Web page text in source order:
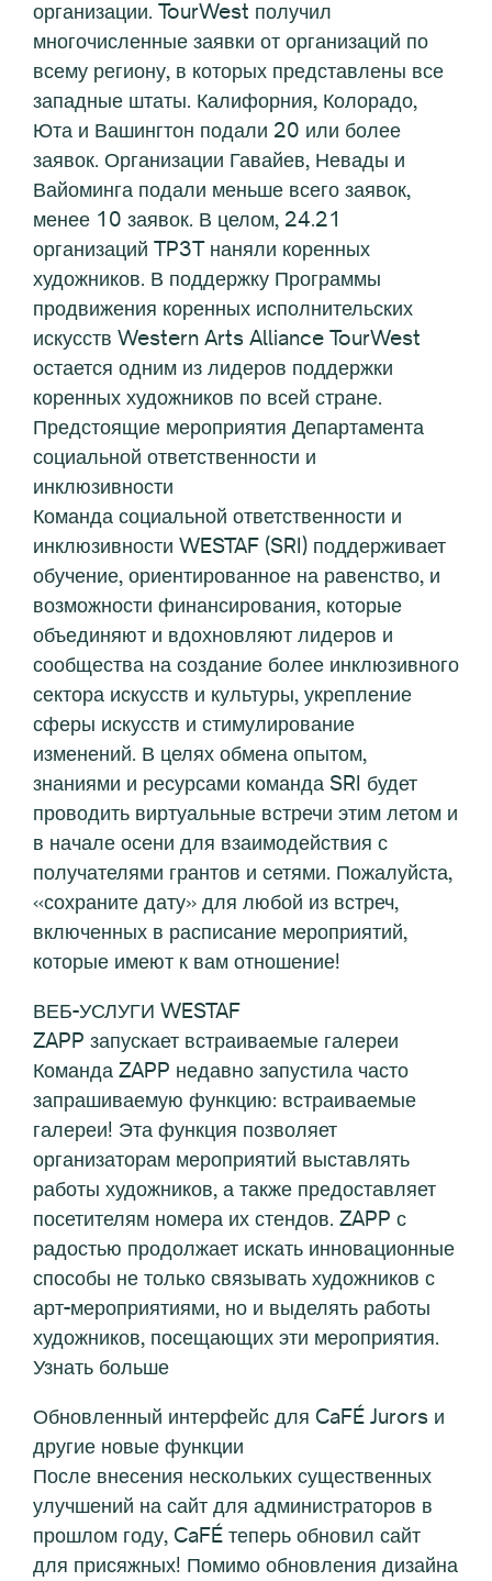
организации. TourWest получил
многочисленные заявки от организаций по
всему региону, в которых представлены все
западные штаты. Калифорния, Колорадо,
Юта и Вашингтон подали 20 или более
заявок. Организации Гавайев, Невады и
Вайоминга подали меньше всего заявок,
менее 10 заявок. В целом, 24.21
организаций TP3T наняли коренных
художников. В поддержку Программы
продвижения коренных исполнительских
искусств Western Arts Alliance TourWest
остается одним из лидеров поддержки
коренных художников по всей стране.
Предстоящие мероприятия Департамента
социальной ответственности и
инклюзивности
Команда социальной ответственности и
инклюзивности WESTAF (SRI) поддерживает
обучение, ориентированное на равенство, и
возможности финансирования, которые
объединяют и вдохновляют лидеров и
сообщества на создание более инклюзивного
сектора искусств и культуры, укрепление
сферы искусств и стимулирование
изменений. В целях обмена опытом,
знаниями и ресурсами команда SRI будет
проводить виртуальные встречи этим летом и
в начале осени для взаимодействия с
получателями грантов и сетями. Пожалуйста,
«сохраните дату» для любой из встреч,
включенных в расписание мероприятий,
которые имеют к вам отношение!
ВЕБ-УСЛУГИ WESTAF
ZAPP запускает встраиваемые галереи
Команда ZAPP недавно запустила часто
запрашиваемую функцию: встраиваемые
галереи! Эта функция позволяет
организаторам мероприятий выставлять
работы художников, а также предоставляет
посетителям номера их стендов. ZAPP с
радостью продолжает искать инновационные
способы не только связывать художников с
арт-мероприятиями, но и выделять работы
художников, посещающих эти мероприятия.
Узнать больше
Обновленный интерфейс для CaFÉ Jurors и
другие новые функции
После внесения нескольких существенных
улучшений на сайт для администраторов в
прошлом году, CaFÉ теперь обновил сайт
для присяжных! Помимо обновления дизайна